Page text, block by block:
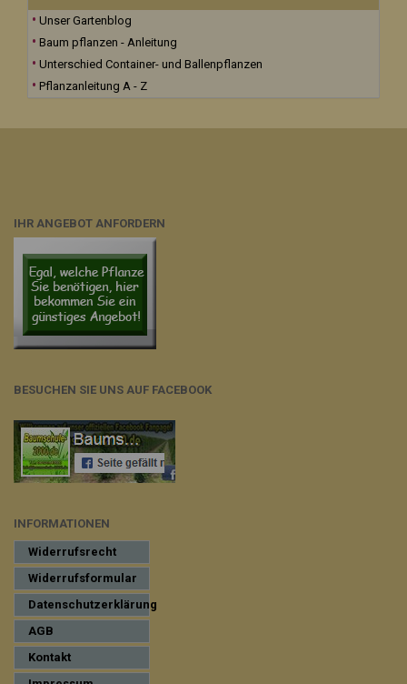
Unser Gartenblog
Baum pflanzen - Anleitung
Unterschied Container- und Ballenpflanzen
Pflanzanleitung A - Z
IHR ANGEBOT ANFORDERN
BESUCHEN SIE UNS AUF FACEBOOK
INFORMATIONEN
Widerrufsrecht
Widerrufsformular
Datenschutzerklärung
AGB
Kontakt